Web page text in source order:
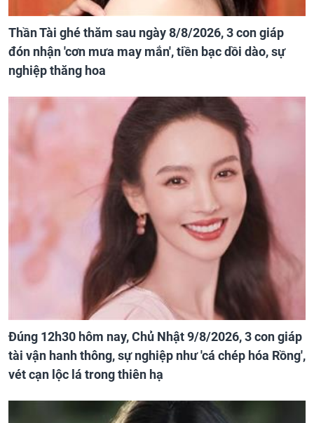
Thần Tài ghé thăm sau ngày 8/8/2026, 3 con giáp
đón nhận 'cơn mưa may mắn', tiền bạc dồi dào, sự
nghiệp thăng hoa
Đúng 12h30 hôm nay, Chủ Nhật 9/8/2026, 3 con giáp
tài vận hanh thông, sự nghiệp như 'cá chép hóa Rồng',
vét cạn lộc lá trong thiên hạ